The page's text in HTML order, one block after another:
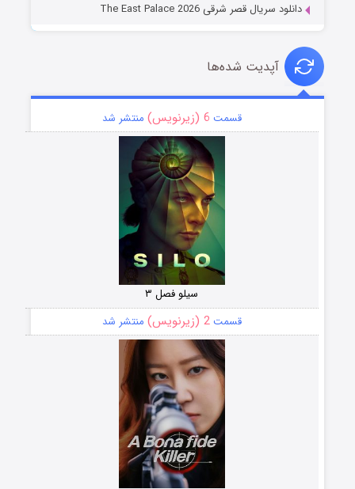
دانلود سریال قصر شرقی The East Palace 2026
آپدیت شده‌ها
قسمت 6 (زیرنویس) منتشر شد
سیلو فصل ۳
قسمت2 (زیرنویس) منتشر شد